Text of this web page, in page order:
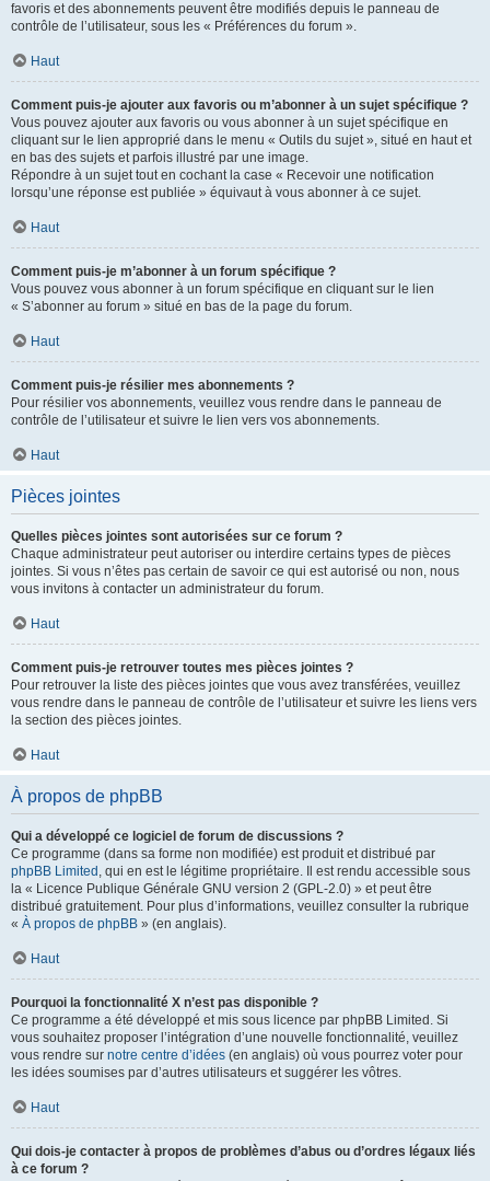
favoris et des abonnements peuvent être modifiés depuis le panneau de
contrôle de l’utilisateur, sous les « Préférences du forum ».
Haut
Comment puis-je ajouter aux favoris ou m’abonner à un sujet spécifique ?
Vous pouvez ajouter aux favoris ou vous abonner à un sujet spécifique en
cliquant sur le lien approprié dans le menu « Outils du sujet », situé en haut et
en bas des sujets et parfois illustré par une image.
Répondre à un sujet tout en cochant la case « Recevoir une notification
lorsqu’une réponse est publiée » équivaut à vous abonner à ce sujet.
Haut
Comment puis-je m’abonner à un forum spécifique ?
Vous pouvez vous abonner à un forum spécifique en cliquant sur le lien
« S’abonner au forum » situé en bas de la page du forum.
Haut
Comment puis-je résilier mes abonnements ?
Pour résilier vos abonnements, veuillez vous rendre dans le panneau de
contrôle de l’utilisateur et suivre le lien vers vos abonnements.
Haut
Pièces jointes
Quelles pièces jointes sont autorisées sur ce forum ?
Chaque administrateur peut autoriser ou interdire certains types de pièces
jointes. Si vous n’êtes pas certain de savoir ce qui est autorisé ou non, nous
vous invitons à contacter un administrateur du forum.
Haut
Comment puis-je retrouver toutes mes pièces jointes ?
Pour retrouver la liste des pièces jointes que vous avez transférées, veuillez
vous rendre dans le panneau de contrôle de l’utilisateur et suivre les liens vers
la section des pièces jointes.
Haut
À propos de phpBB
Qui a développé ce logiciel de forum de discussions ?
Ce programme (dans sa forme non modifiée) est produit et distribué par
phpBB Limited , qui en est le légitime propriétaire. Il est rendu accessible sous
la « Licence Publique Générale GNU version 2 (GPL-2.0) » et peut être
distribué gratuitement. Pour plus d’informations, veuillez consulter la rubrique
« À propos de phpBB » (en anglais).
Haut
Pourquoi la fonctionnalité X n’est pas disponible ?
Ce programme a été développé et mis sous licence par phpBB Limited. Si
vous souhaitez proposer l’intégration d’une nouvelle fonctionnalité, veuillez
vous rendre sur notre centre d’idées (en anglais) où vous pourrez voter pour
les idées soumises par d’autres utilisateurs et suggérer les vôtres.
Haut
Qui dois-je contacter à propos de problèmes d’abus ou d’ordres légaux liés
à ce forum ?